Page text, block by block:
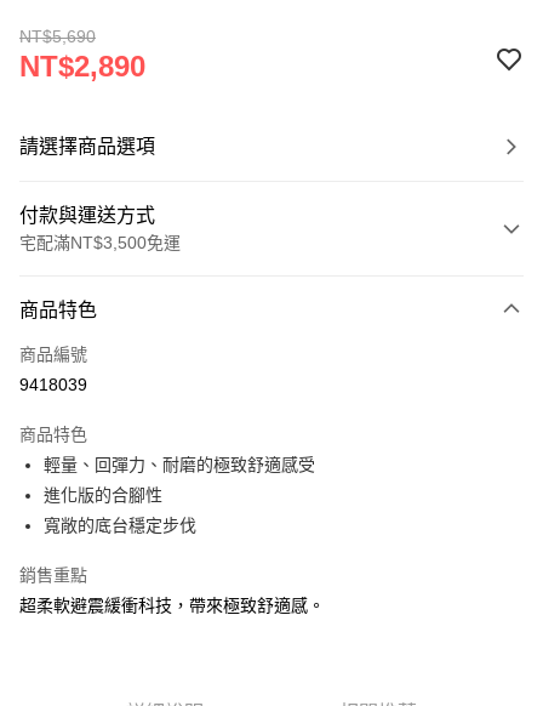
NT$5,690
NT$2,890
請選擇商品選項
付款與運送方式
宅配滿NT$3,500免運
信用卡一次付款
ATM付款
運送方式
宅配
每筆NT$100，滿NT$3,500(含以上)免運費
商品特色
商品編號
9418039
商品特色
輕量、回彈力、耐磨的極致舒適感受
進化版的合腳性
寬敞的底台穩定步伐
銷售重點
超柔軟避震緩衝科技，帶來極致舒適感。